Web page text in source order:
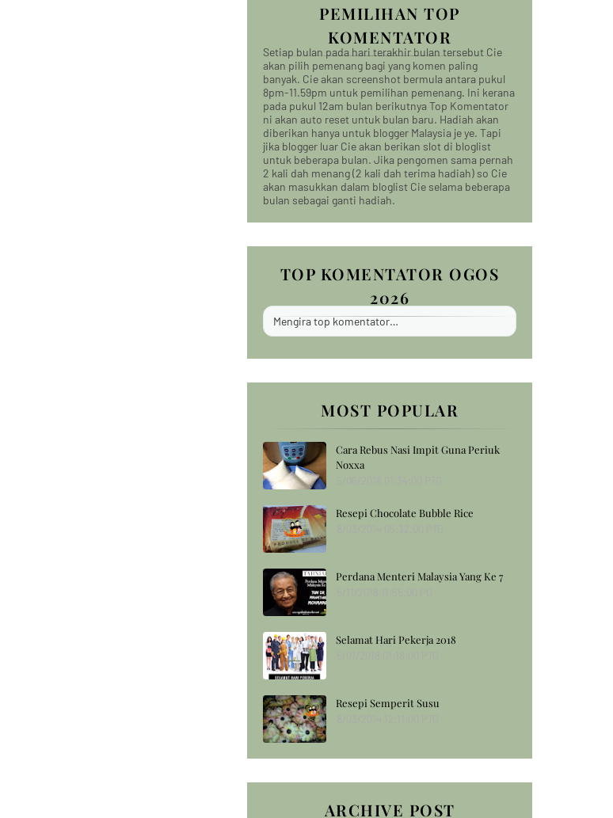
PEMILIHAN TOP
KOMENTATOR
Setiap bulan pada hari terakhir bulan tersebut Cie
akan pilih pemenang bagi yang komen paling
banyak. Cie akan screenshot bermula antara pukul
8pm-11.59pm untuk pemilihan pemenang. Ini kerana
pada pukul 12am bulan berikutnya Top Komentator
ni akan auto reset untuk bulan baru. Hadiah akan
diberikan hanya untuk blogger Malaysia je ye. Tapi
jika blogger luar Cie akan berikan slot di bloglist
untuk beberapa bulan. Jika pengomen sama pernah
2 kali dah menang (2 kali dah terima hadiah) so Cie
akan masukkan dalam bloglist Cie selama beberapa
bulan sebagai ganti hadiah.
TOP KOMENTATOR OGOS
2026
Mengira top komentator…
MOST POPULAR
Cara Rebus Nasi Impit Guna Periuk
Noxxa
Resepi Chocolate Bubble Rice
Perdana Menteri Malaysia Yang Ke 7
Selamat Hari Pekerja 2018
Resepi Semperit Susu
ARCHIVE POST